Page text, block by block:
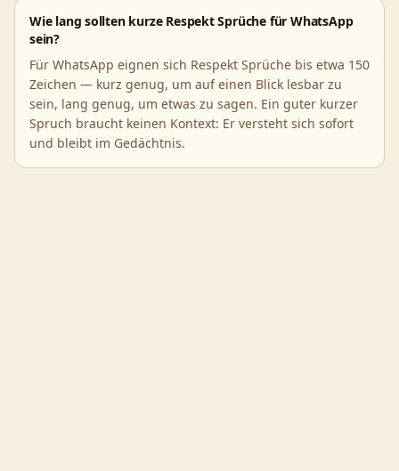
Wie lang sollten kurze Respekt Sprüche für WhatsApp
sein?
Für WhatsApp eignen sich Respekt Sprüche bis etwa 150
Zeichen — kurz genug, um auf einen Blick lesbar zu
sein, lang genug, um etwas zu sagen. Ein guter kurzer
Spruch braucht keinen Kontext: Er versteht sich sofort
und bleibt im Gedächtnis.